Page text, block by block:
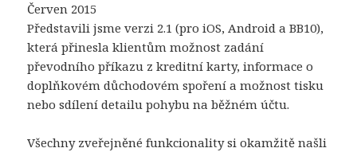
Červen 2015
Představili jsme verzi 2.1 (pro iOS, Android a BB10),
která přinesla klientům možnost zadání
převodního příkazu z kreditní karty, informace o
doplňkovém důchodovém spoření a možnost tisku
nebo sdílení detailu pohybu na běžném účtu.
Všechny zveřejněné funkcionality si okamžitě našli